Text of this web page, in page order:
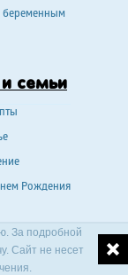
беременным
семьи
Рождения
За подробной
Сайт не несет